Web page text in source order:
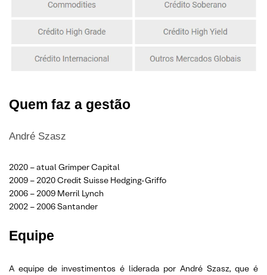
Quem faz a gestão
André Szasz
2020 – atual Grimper Capital
2009 – 2020 Credit Suisse Hedging-Griffo
2006 – 2009 Merril Lynch
2002 – 2006 Santander
Equipe
A equipe de investimentos é liderada por André Szasz, que é